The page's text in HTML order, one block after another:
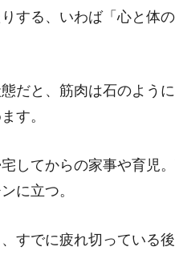
する、いわば「心と体
だと、筋肉は石のよう
す。
してからの家事や育児
に立つ。
すでに疲れ切っている